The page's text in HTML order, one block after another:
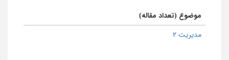
موضوع (تعداد مقاله)
مدیریت 2